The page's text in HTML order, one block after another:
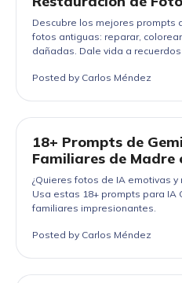
Descubre los mejores prompts
fotos antiguas: reparar,
dañadas. Dale vida a
Posted by Carlos Méndez
18+ Prompts de
Familiares de Madre
¿Quieres fotos de IA emotivas
Usa estas 18+ prompts para IA
familiares impresionantes.
Posted by Carlos Méndez